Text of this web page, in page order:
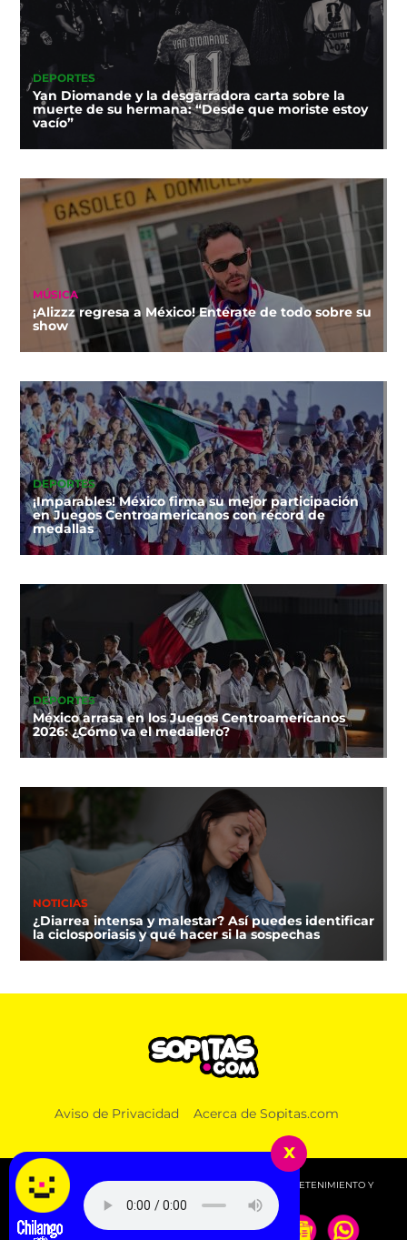
DEPORTES
Yan Diomande y la desgarradora carta sobre la
muerte de su hermana: “Desde que moriste estoy
vacío”
MÚSICA
¡Alizzz regresa a México! Entérate de todo sobre su
show
DEPORTES
¡Imparables! México firma su mejor participación
en Juegos Centroamericanos con récord de
medallas
DEPORTES
México arrasa en los Juegos Centroamericanos
2026: ¿Cómo va el medallero?
NOTICIAS
¿Diarrea intensa y malestar? Así puedes identificar
la ciclosporiasis y qué hacer si la sospechas
Aviso de Privacidad Acerca de Sopitas.com
© 2026 SOPITAS.COM - MÚSICA, NOTICIAS, DEPORTES, ENTRETENIMIENTO Y
MÁS!.
x